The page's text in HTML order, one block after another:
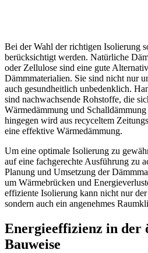
Bei der Wahl der richtigen Isolierung
berücksichtigt werden. Natürliche
oder Zellulose sind eine gute
Dämmmaterialien. Sie sind nicht nur
auch gesundheitlich unbedenklich.
sind nachwachsende Rohstoffe, die
Wärmedämmung und
hingegen wird aus recyceltem
eine effektive Wärmedämmung.
Um eine optimale Isolierung zu
auf eine fachgerechte Ausführung zu
Planung und Umsetzung der
um Wärmebrücken und
effiziente Isolierung kann nicht nur
sondern auch ein angenehmes
Energieeffizienz in der
Bauweise